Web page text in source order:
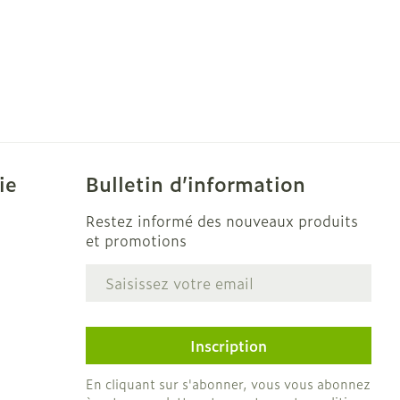
Bulletin d’information
Restez informé des nouveaux produits
et promotions
Adresse mail
Inscription
En cliquant sur s'abonner, vous vous abonnez